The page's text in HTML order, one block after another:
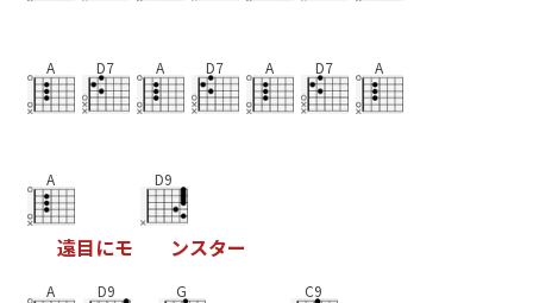
A D7 A D7 A D7 A
A
遠目にモ
D9
ンスター
A D9 G C9